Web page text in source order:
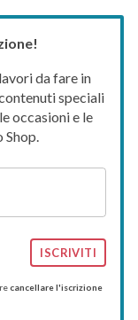
da fare in
speciali
occasioni e le
Shop.
ISCRIVITI
cancellare l'iscrizione